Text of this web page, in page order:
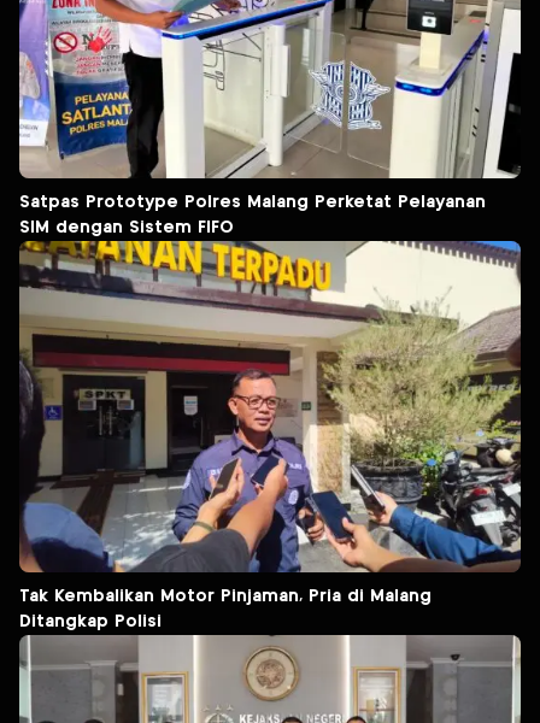
Satpas Prototype Polres Malang Perketat Pelayanan
SIM dengan Sistem FIFO
Tak Kembalikan Motor Pinjaman, Pria di Malang
Ditangkap Polisi